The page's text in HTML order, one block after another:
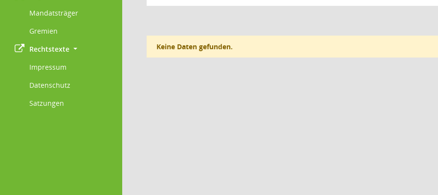
Mandatsträger
Gremien
Rechtstexte
Impressum
Datenschutz
Satzungen
Keine Daten gefunden.